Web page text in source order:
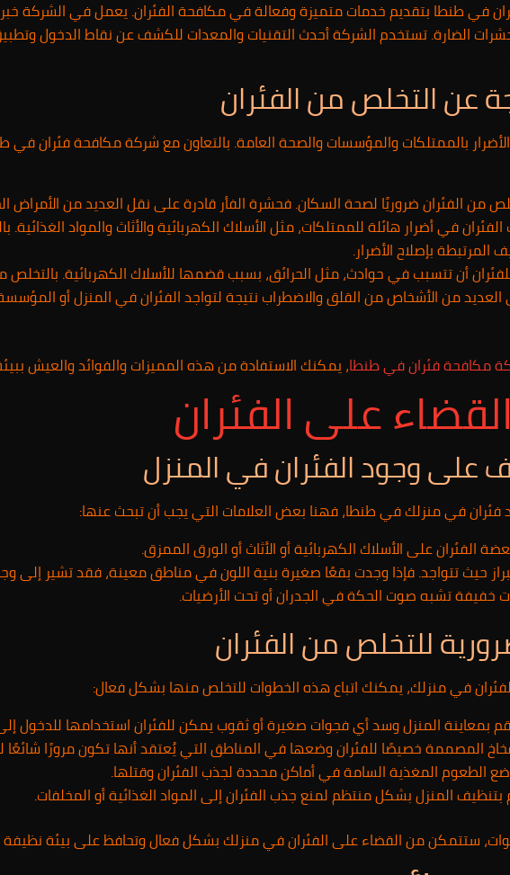
في طنطا بتقديم خدمات متميزة وفعالة في مكافحة الفئران. يعمل في الشركة
الضارة. تستخدم الشركة أحدث التقنيات والمعدات للكشف عن نقاط الدخول وتطبيق
عن التخلص من الفئران
الأضرار بالممتلكات والمؤسسات والصحة العامة. بالتعاون مع شركة مكافحة فئران
من الفئران ضروريًا لصحة السكان. فحشرة الفأر قادرة على نقل العديد من الأمراض
في أضرار هائلة للممتلكات، مثل الأسلاك الكهربائية والأثاث والمواد
المرتبطة بإصلاح الأضرار.
أن تتسبب في حوادث، مثل الحرائق، بسبب قضمها للأسلاك الكهربائية.
العديد من الأشخاص من القلق والاضطراب نتيجة لتواجد الفئران في المنزل أو
مكافحة فئران في طنطا، يمكنك الاستفادة من هذه المميزات والفوائد والعيش
على الفئران
على وجود الفئران في المنزل
في منزلك في طنطا، فهنا بعض العلامات التي يجب أن تبحث عنها:
الفئران على الأسلاك الكهربائية أو الأثاث أو الورق الممزق.
البراز حيث تتواجد. فإذا وجدت بقعًا صغيرة بنية اللون في مناطق معينة، فقد تشير إلى
خفيفة تشبه صوت الحكة في الجدران أو تحت الأرضيات.
للتخلص من الفئران
في منزلك، يمكنك اتباع هذه الخطوات للتخلص منها بشكل فعال:
بمعاينة المنزل وسد أي فجوات صغيرة أو ثقوب يمكن للفئران استخدامها للدخول
المصممة خصيصًا للفئران وضعها في المناطق التي يُعتقد أنها تكون مرورًا شائعًا
الطعوم المغذية السامة في أماكن محددة لجذب الفئران وقتلها.
المنزل بشكل منتظم لمنع جذب الفئران إلى المواد الغذائية أو المخلفات.
ستتمكن من القضاء على الفئران في منزلك بشكل فعال وتحافظ على بيئة